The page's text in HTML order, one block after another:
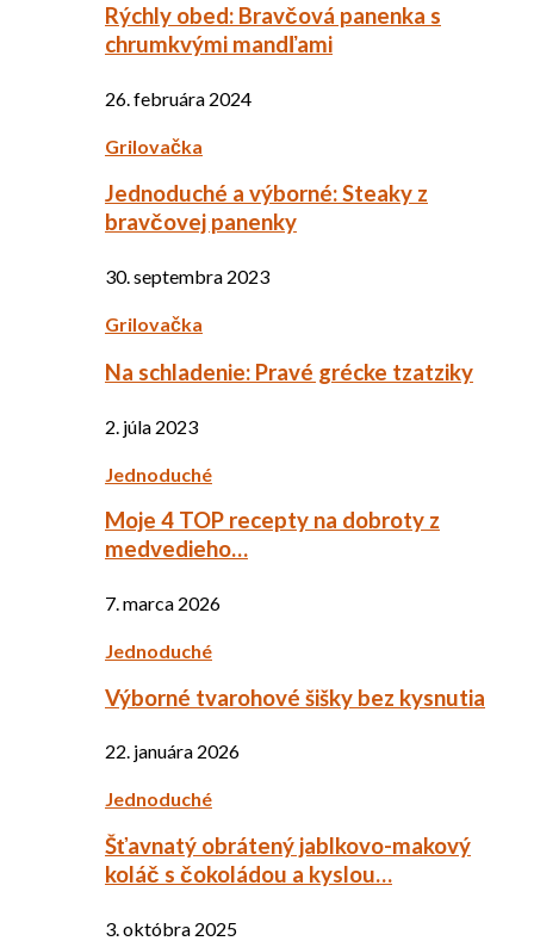
Rýchly obed: Bravčová panenka s
chrumkvými mandľami
26. februára 2024
Grilovačka
Jednoduché a výborné: Steaky z
bravčovej panenky
30. septembra 2023
Grilovačka
Na schladenie: Pravé grécke tzatziky
2. júla 2023
Jednoduché
Moje 4 TOP recepty na dobroty z
medvedieho…
7. marca 2026
Jednoduché
Výborné tvarohové šišky bez kysnutia
22. januára 2026
Jednoduché
Šťavnatý obrátený jablkovo-makový
koláč s čokoládou a kyslou…
3. októbra 2025